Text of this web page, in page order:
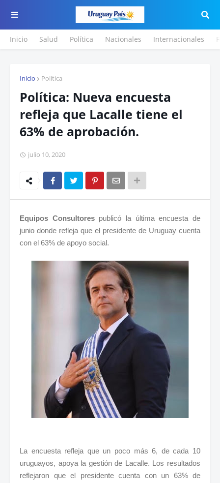
Inicio Salud Política Nacionales Internacionales
Inicio Política
Política: Nueva encuesta
refleja que Lacalle tiene el
63% de aprobación.
julio 10, 2020
Equipos Consultorespublicó la última encuesta de
junio donde refleja que el presidente de Uruguay cuenta
con el 63% de apoyo social.
La encuesta refleja que un poco más 6, de cada 10
uruguayos, apoya la gestión de Lacalle. Los resultados
reflejaron que el presidente cuenta con un 63% de